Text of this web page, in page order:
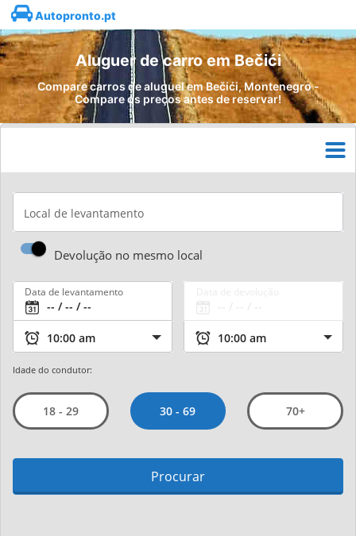
Autopronto.pt
Aluguer de carro em Bečići
Compare carros de aluguel em Bečići, Montenegro -
Compare os preços antes de reservar!
Local de levantamento
Devolução no mesmo local
Data de levantamento
Idade do condutor:
18 - 29 30 - 69 70+
Procurar